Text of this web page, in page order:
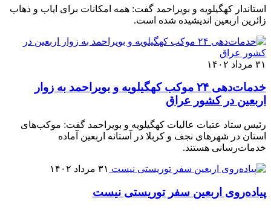
استاندار کهگیلویه و بویراحمد گفت: همه امکانات برای ایاب و ذهاب
زائرین اربعین اندیشیده شده است.
۳۱ مرداد ۱۴۰۲
خدمات‌دهی ۲۴ موکب کهگیلویه و بویراحمد به زوار
اربعین در کشور عراق
رئیس ستاد عتبات عالیات کهگیلویه و بویراحمد گفت: موکب‌های
استان در شهرهای نجف و کربلا در آستانه اربعین آماده
خدمات‌رسانی هستند.
۳۱ مرداد ۱۴۰۲
پیاده‌روی اربعین سفر توریستی نیست